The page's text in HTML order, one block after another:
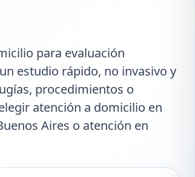
para evaluación
estudio rápido, no invasivo y
procedimientos o
atención a domicilio en
Aires o atención en